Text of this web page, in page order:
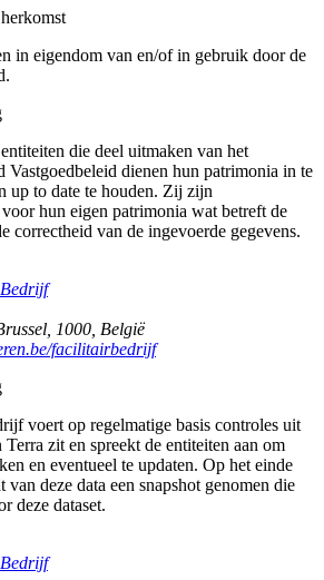
in eigendom van en/of in gebruik door de
die deel uitmaken van het
Vastgoedbeleid dienen hun patrimonia in te
up to date te houden. Zij zijn
hun eigen patrimonia wat betreft de
correctheid van de ingevoerde gegevens.
1000 België
facilitairbedrijf
voert op regelmatige basis controles uit
zit en spreekt de entiteiten aan om
en eventueel te updaten. Op het einde
van deze data een snapshot genomen die
deze dataset.